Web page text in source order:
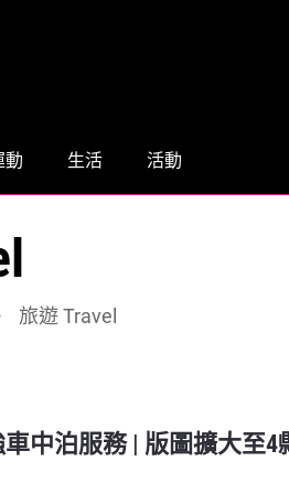
動 生活 活動
旅遊 Travel
車中泊服務 | 版圖擴大至4